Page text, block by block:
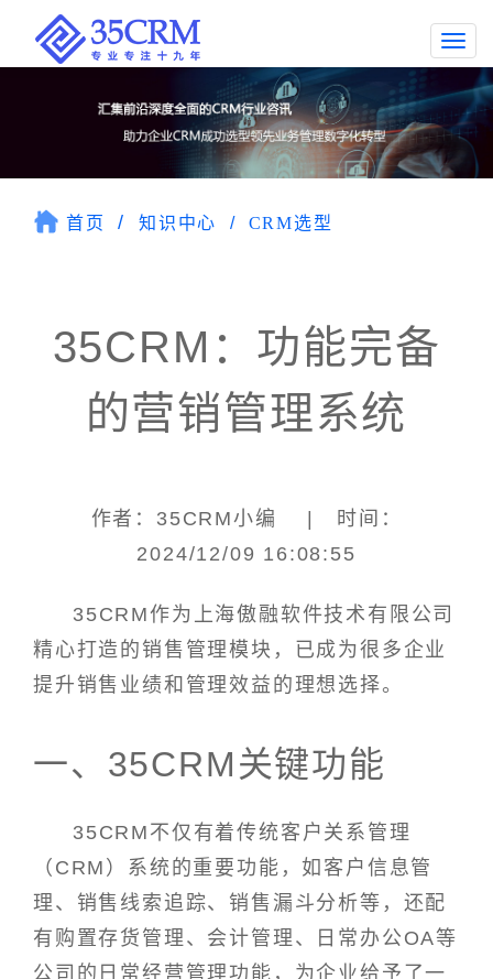
首页 知识中心 CRM选型
35CRM：功能完备
的营销管理系统
作者：35CRM小编 | 时间：
2024/12/09 16:08:55
35CRM作为上海傲融软件技术有限公司
精心打造的销售管理模块，已成为很多企业
提升销售业绩和管理效益的理想选择。
一、35CRM关键功能
35CRM不仅有着传统客户关系管理
（CRM）系统的重要功能，如客户信息管
理、销售线索追踪、销售漏斗分析等，还配
有购置存货管理、会计管理、日常办公OA等
公司的日常经营管理功能，为企业给予了一